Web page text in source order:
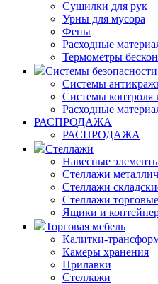
Сушилки для рук
Урны для мусора
Фены
Расходные
Термометры
Системы безопасности
Системы
Системы
Расходные
РАСПРОДАЖА
РАСПРОДАЖА
Стеллажи
Навесные
Стеллажи
Стеллажи
Стеллажи торговые
Ящики и
Торговая мебель
Калитки-
Камеры хранения
Прилавки
Стеллажи